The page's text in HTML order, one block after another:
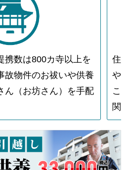
携数は800カ寺以上を
故物件のお祓いや供養
ん（お坊さん）を手配
住
や
こ
関